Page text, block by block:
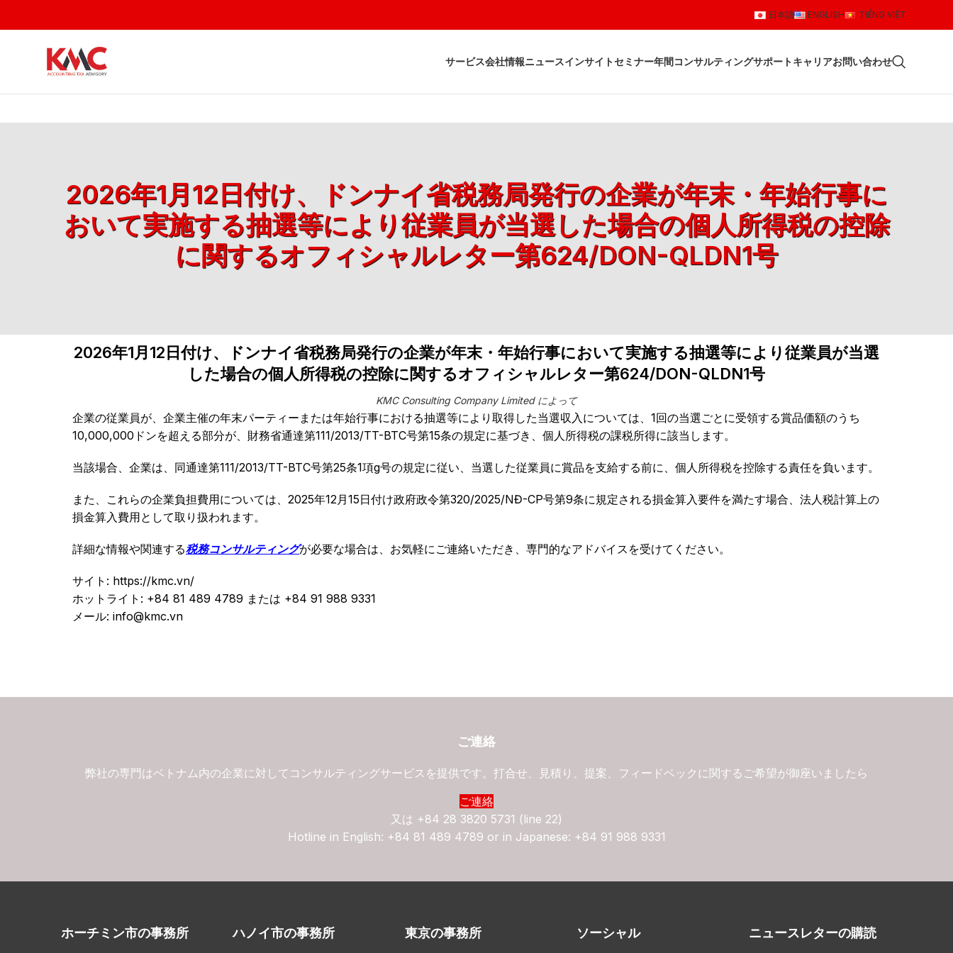
日本語 ENGLISH TIẾNG VIỆT
サービス会社情報ニュースインサイトセミナー年間コンサルティングサポートキャリアお問い合わせ
2026年1月12日付け、ドンナイ省税務局発行の企業が年末・年始行事に
おいて実施する抽選等により従業員が当選した場合の個人所得税の控除
に関するオフィシャルレター第624/DON-QLDN1号
2026年1月12日付け、ドンナイ省税務局発行の企業が年末・年始行事において実施する抽選等により従業員が当選
した場合の個人所得税の控除に関するオフィシャルレター第624/DON-QLDN1号
KMC Consulting Company Limited によって
企業の従業員が、企業主催の年末パーティーまたは年始行事における抽選等により取得した当選収入については、1回の当選ごとに受領する賞品価額のうち
10,000,000ドンを超える部分が、財務省通達第111/2013/TT-BTC号第15条の規定に基づき、個人所得税の課税所得に該当します。
当該場合、企業は、同通達第111/2013/TT-BTC号第25条1項g号の規定に従い、当選した従業員に賞品を支給する前に、個人所得税を控除する責任を負います。
また、これらの企業負担費用については、2025年12月15日付け政府政令第320/2025/NĐ-CP号第9条に規定される損金算入要件を満たす場合、法人税計算上の
損金算入費用として取り扱われます。
詳細な情報や関連する税務コンサルティングが必要な場合は、お気軽にご連絡いただき、専門的なアドバイスを受けてください。
サイト: https://kmc.vn/
ホットライト: +84 81 489 4789 または +84 91 988 9331
メール: info@kmc.vn
ご連絡
弊社の専門はベトナム内の企業に対してコンサルティングサービスを提供です。打合せ、見積り、提案、フィードベックに関するご希望が御座いましたら
ご連絡
又は +84 28 3820 5731 (line 22)
Hotline in English: +84 81 489 4789 or in Japanese: +84 91 988 9331
ホーチミン市の事務所 ハノイ市の事務所 東京の事務所 ソーシャル ニュースレターの購読